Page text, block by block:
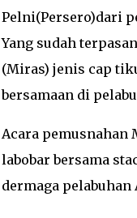
Pelni(Persero)dari
Yang sudah
(Miras) jenis cap
bersamaan di
Acara pemusnahan
labobar bersama
dermaga pelabuhan